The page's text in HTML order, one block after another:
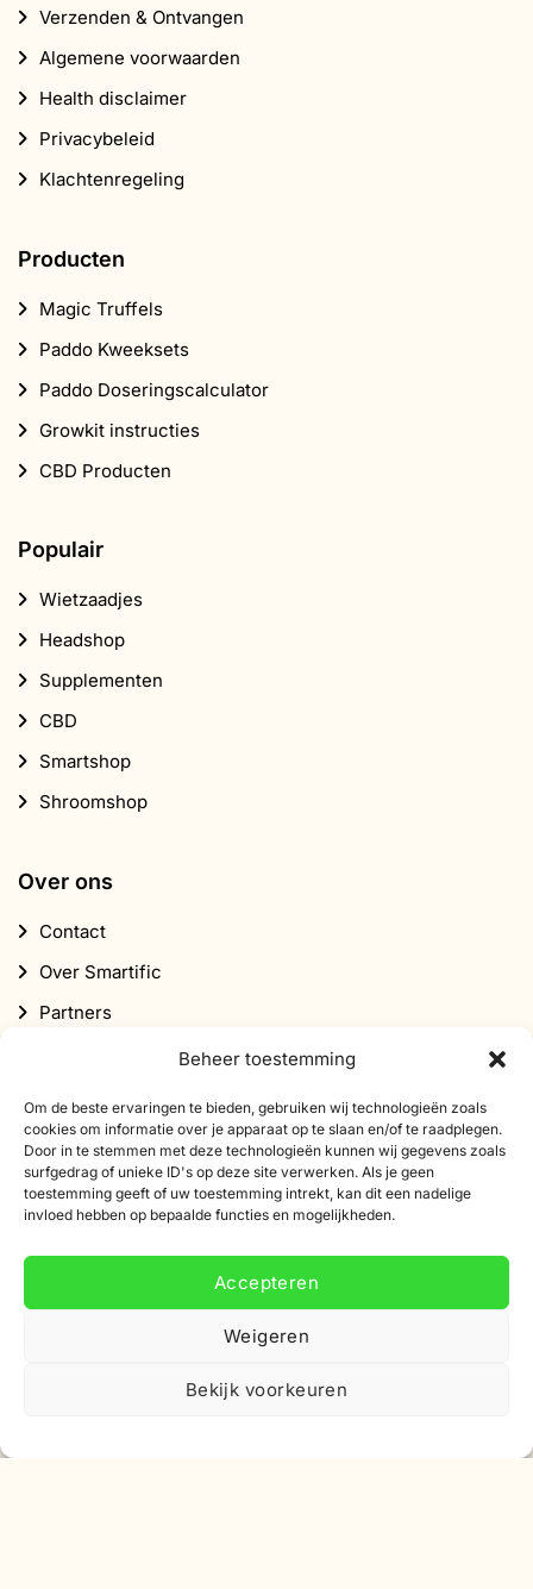
Beheer toestemming
Om de beste ervaringen te bieden, gebruiken wij technologieën zoals
cookies om informatie over je apparaat op te slaan en/of te raadplegen.
Door in te stemmen met deze technologieën kunnen wij gegevens zoals
surfgedrag of unieke ID's op deze site verwerken. Als je geen
toestemming geeft of uw toestemming intrekt, kan dit een nadelige
invloed hebben op bepaalde functies en mogelijkheden.
Accepteren
Weigeren
Bekijk voorkeuren
Verzenden & Ontvangen
Algemene voorwaarden
Health disclaimer
Privacybeleid
Klachtenregeling
Producten
Magic Truffels
Paddo Kweeksets
Paddo Doseringscalculator
Growkit instructies
CBD Producten
Populair
Wietzaadjes
Headshop
Supplementen
CBD
Smartshop
Shroomshop
Over ons
Contact
Over Smartific
Partners
Affiliate programma
Korting
Abonneer je op onze nieuwsbrief
Schrijf je in voor onze nieuwsbrief en ontvang 10%
korting op je eerste bestelling.
mailadres